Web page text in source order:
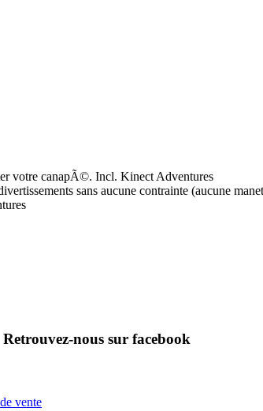
votre canapÃ©. Incl. Kinect Adventures
sans aucune contrainte (aucune
Retrouvez-nous sur facebook
vente